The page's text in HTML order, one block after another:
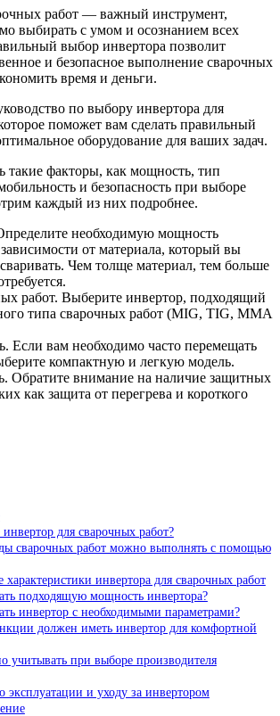
работ — важный инструмент,
выбирать с умом и осознанием всех
выбор инвертора позволит
и безопасное выполнение сварочных
время и деньги.
по выбору инвертора для
поможет вам сделать правильный
оборудование для ваших задач.
такие факторы, как мощность, тип
и безопасность при выборе
каждый из них подробнее.
необходимую мощность
от материала, который вы
сваривать. Чем толще материал, тем больше
работ. Выберите инвертор, подходящий
типа сварочных работ (MIG, TIG, MMA
Если вам необходимо часто перемещать
компактную и легкую модель.
Обратите внимание на наличие защитных
как защита от перегрева и короткого
инвертор для сварочных работ?
сварочных работ можно выполнять с помощью
инвертора для сварочных работ
подходящую мощность инвертора?
инвертор с необходимыми параметрами?
должен иметь инвертор для комфортной
учитывать при выборе производителя
эксплуатации и уходу за инвертором